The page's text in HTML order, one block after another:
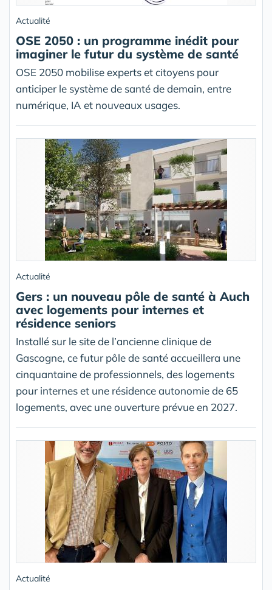
Actualité
OSE 2050 : un programme inédit pour
imaginer le futur du système de santé
OSE 2050 mobilise experts et citoyens pour
anticiper le système de santé de demain, entre
numérique, IA et nouveaux usages.
Actualité
Gers : un nouveau pôle de santé à Auch
avec logements pour internes et
résidence seniors
Installé sur le site de l’ancienne clinique de
Gascogne, ce futur pôle de santé accueillera une
cinquantaine de professionnels, des logements
pour internes et une résidence autonomie de 65
logements, avec une ouverture prévue en 2027.
Actualité